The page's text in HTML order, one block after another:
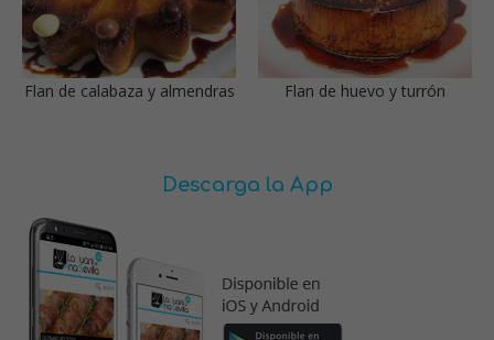
Flan de calabaza y almendras Flan de huevo y turrón
Descarga la App